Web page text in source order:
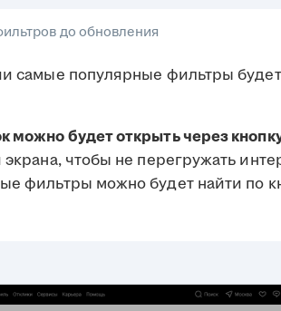
до обновления
самые популярные фильтры
можно будет открыть через
экрана, чтобы не перегружать
фильтры можно будет найти по